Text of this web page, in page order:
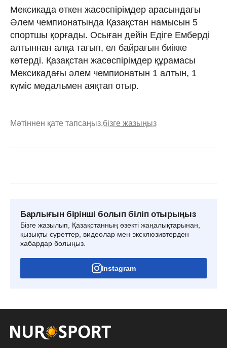
Мексикада өткен жасөспірімдер арасындағы
Әлем чемпионатында Қазақстан намысын 5
спортшы қорғады. Осыған дейін Едіге Емберді
алтыннан алқа тағып, ел байрағын биікке
көтерді. Қазақстан жасөспірімдер құрамасы
Мексикадағы әлем чемпионатын 1 алтын, 1
күміс медальмен аяқтап отыр.
Мәтіннен қате тапсаңыз,бізге жазыңыз
Барлығын бірінші болып біліп отырыңыз
Бізге жазылып, Қазақстанның өзекті жаңалықтарынан,
қызықты суреттер, видеолар мен эксклюзивтерден
хабардар болыңыз.
Instagram